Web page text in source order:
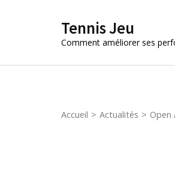
Tennis Jeu
Comment améliorer ses
Accueil > Actualités > Open